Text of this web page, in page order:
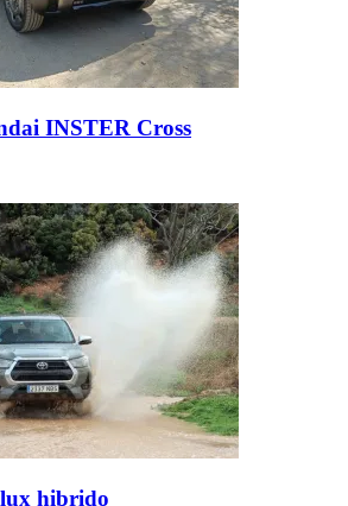
INSTER Cross
hibrido